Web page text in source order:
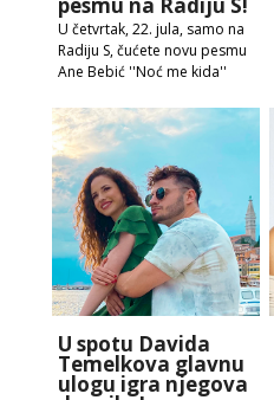
U četvrtak, 22. jula, samo na
Radiju S, čućete novu pesmu
Ane Bebić ''Noć me kida''
U spotu Davida
Temelkova glavnu
ulogu igra njegova